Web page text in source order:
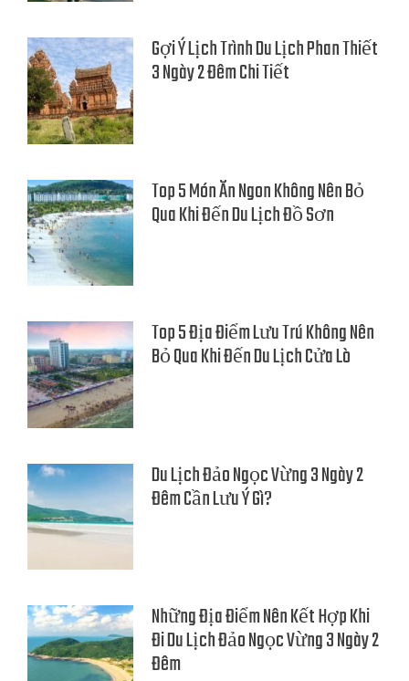
Gợi Ý Lịch Trình Du Lịch Phan Thiết
3 Ngày 2 Đêm Chi Tiết
Top 5 Món Ăn Ngon Không Nên Bỏ
Qua Khi Đến Du Lịch Đồ Sơn
Top 5 Địa Điểm Lưu Trú Không Nên
Bỏ Qua Khi Đến Du Lịch Cửa Lò
Du Lịch Đảo Ngọc Vừng 3 Ngày 2
Đêm Cần Lưu Ý Gì?
Những Địa Điểm Nên Kết Hợp Khi
Đi Du Lịch Đảo Ngọc Vừng 3 Ngày 2
Đêm